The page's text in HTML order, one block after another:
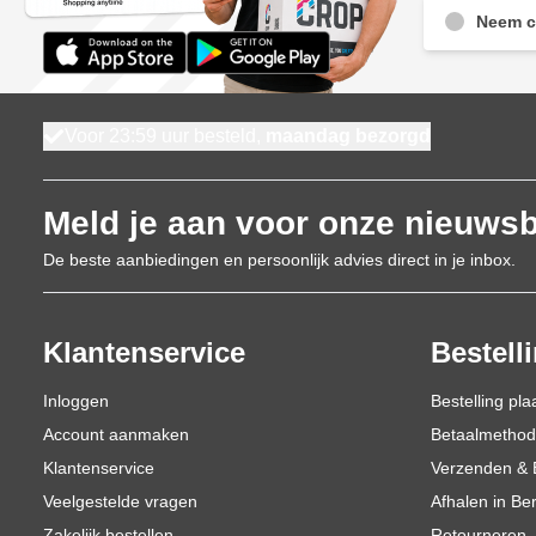
Neem
Meld je aan voor onze
De beste aanbiedingen en persoonlijk advies direct in je inbox.
Klantenservice
Inloggen
Account aanmaken
Klantenservice
Veelgestelde vragen
Bestelling
Verzenden &
Afhalen in